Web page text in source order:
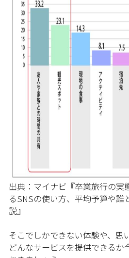
出典：マイナビ『卒業旅行の実
るSNSの使い方、平均予算や誰
説』
そこでしかできない体験や、思
どんなサービスを提供できるか